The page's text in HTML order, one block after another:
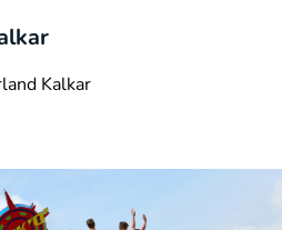
Disponible jusqu'à 23:00 heures
Kalkar